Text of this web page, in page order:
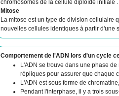
chromosomes de la cellule diploïde initiale
Mitose
La mitose est un type de division cellulaire
nouvelles cellules identiques à partir d'une
Comportement de l'ADN lors d'un cycle
L'ADN se trouve dans une phase
répliques pour assurer que chaque
L'ADN est sous forme de
Pendant l'interphase, il y a trois